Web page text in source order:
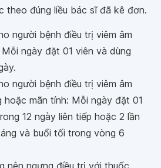
theo đúng liều bác sĩ đã kê đơn.
người bệnh điều trị viêm âm
ngày đặt 01 viên và dùng
người bệnh điều trị viêm âm
mãn tính: Mỗi ngày đặt 01
12 ngày liên tiếp hoặc 2 lần
và buổi tối trong vòng 6
nên ngưng điều trị với thuốc